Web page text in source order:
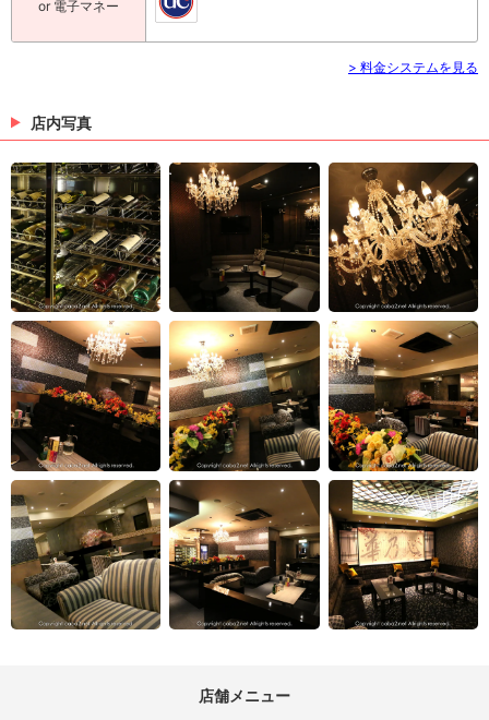
or 電子マネー
> 料金システムを見る
店内写真
店舗メニュー